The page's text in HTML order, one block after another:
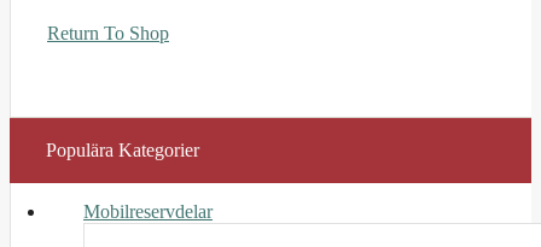
Return To Shop
Populära Kategorier
Mobilreservdelar